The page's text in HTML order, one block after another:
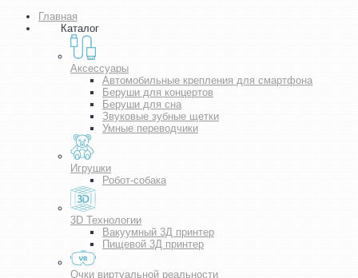
Главная
Каталог
Аксессуары
Автомобильные крепления для смартфона
Беруши для концертов
Беруши для сна
Звуковые зубные щетки
Умные переводчики
Игрушки
Робот-собака
3D Технологии
Вакуумный 3Д принтер
Пищевой 3Д принтер
Очки виртуальной реальности